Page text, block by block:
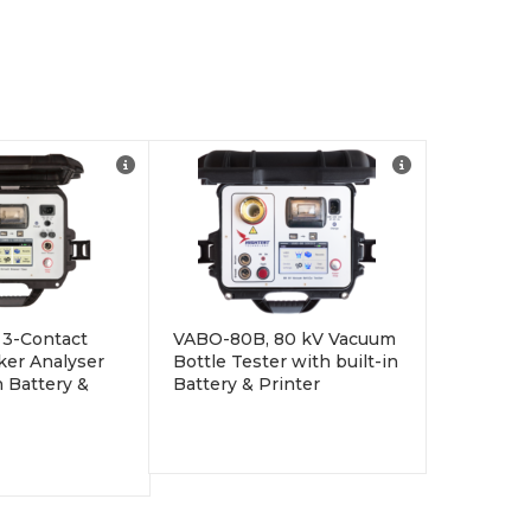
Contact
Analyser
&
VABO-80B, 80 kV Vacuum
Bottle Tester with built-in
Battery & Printer